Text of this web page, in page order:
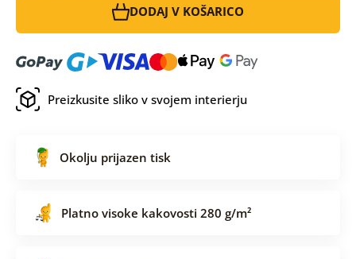
DODAJ V KOŠARICO
Preizkusite sliko v svojem interierju
Okolju prijazen tisk
Platno visoke kakovosti 280 g/m²